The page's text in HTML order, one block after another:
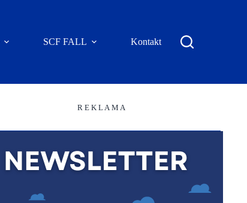
SCF FALL Kontakt
R E K L A M A